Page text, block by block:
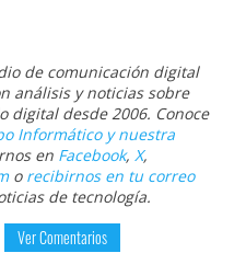
de comunicación digital
análisis y noticias sobre
digital desde 2006. Conoce
Informático y nuestra
en Facebook, X,
o recibirnos en tu correo
de tecnología.
Ver Comentarios